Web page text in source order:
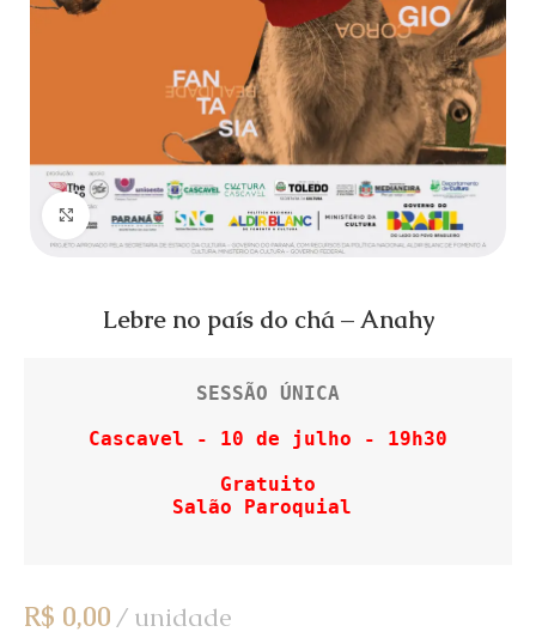
Click to enlarge
Lebre no país do chá – Anahy
SESSÃO ÚNICA
Cascavel - 10 de julho - 19h30
Gratuito
R$ 0,00 unidade